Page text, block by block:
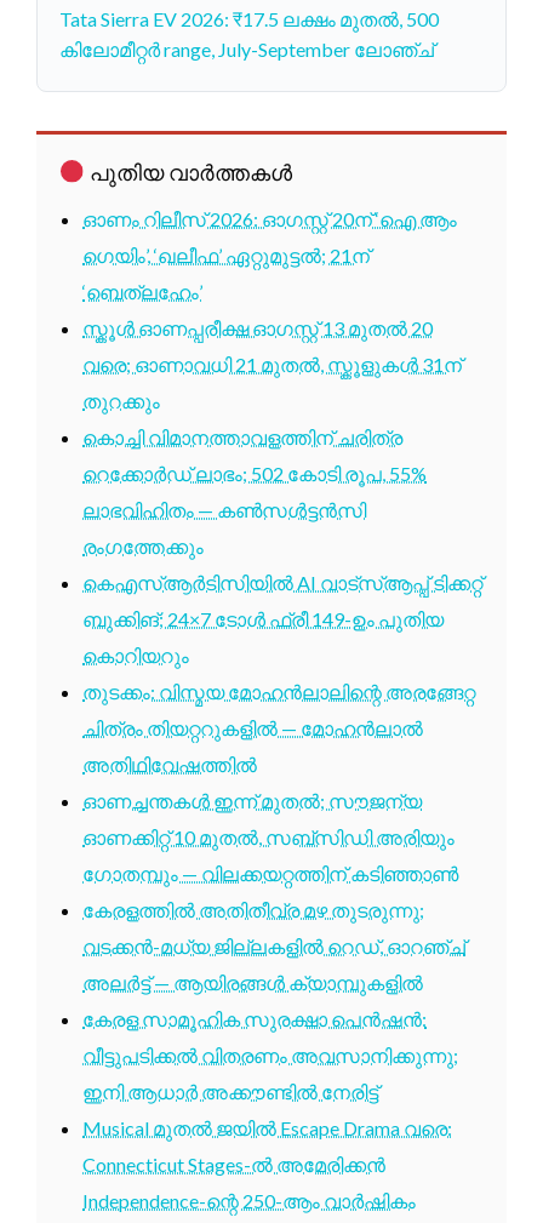
Tata Sierra EV 2026: ₹17.5 ലക്ഷം മുതൽ, 500
കിലോമീറ്റർ range, July-September ലോഞ്ച്
പുതിയ വാർത്തകൾ
ഓണം റിലീസ് 2026: ഓഗസ്റ്റ് 20ന് ‘ഐ ആം
ഗെയിം’, ‘ഖലീഫ’ ഏറ്റുമുട്ടൽ; 21ന്
‘ബെത്‌ലഹേം’
സ്കൂൾ ഓണപ്പരീക്ഷ ഓഗസ്റ്റ് 13 മുതൽ 20
വരെ; ഓണാവധി 21 മുതൽ, സ്കൂളുകൾ 31ന്
തുറക്കും
കൊച്ചി വിമാനത്താവളത്തിന് ചരിത്ര
റെക്കോർഡ് ലാഭം; 502 കോടി രൂപ, 55%
ലാഭവിഹിതം — കൺസൾട്ടൻസി
രംഗത്തേക്കും
കെഎസ്ആർടിസിയിൽ AI വാട്സ്ആപ്പ് ടിക്കറ്റ്
ബുക്കിങ്; 24×7 ടോൾ ഫ്രീ 149-ഉം പുതിയ
കൊറിയറും
തുടക്കം: വിസ്മയ മോഹൻലാലിന്റെ അരങ്ങേറ്റ
ചിത്രം തിയറ്ററുകളിൽ — മോഹൻലാൽ
അതിഥിവേഷത്തിൽ
ഓണച്ചന്തകൾ ഇന്ന് മുതൽ; സൗജന്യ
ഓണക്കിറ്റ് 10 മുതൽ, സബ്സിഡി അരിയും
ഗോതമ്പും — വിലക്കയറ്റത്തിന് കടിഞ്ഞാൺ
കേരളത്തിൽ അതിതീവ്ര മഴ തുടരുന്നു;
വടക്കൻ-മധ്യ ജില്ലകളിൽ റെഡ്, ഓറഞ്ച്
അലർട്ട് — ആയിരങ്ങൾ ക്യാമ്പുകളിൽ
കേരള സാമൂഹിക സുരക്ഷാ പെൻഷൻ:
വീട്ടുപടിക്കൽ വിതരണം അവസാനിക്കുന്നു;
ഇനി ആധാർ അക്കൗണ്ടിൽ നേരിട്ട്
Musical മുതൽ ജയിൽ Escape Drama വരെ:
Connecticut Stages-ൽ അമേരിക്കൻ
Independence-ന്റെ 250-ആം വാർഷികം